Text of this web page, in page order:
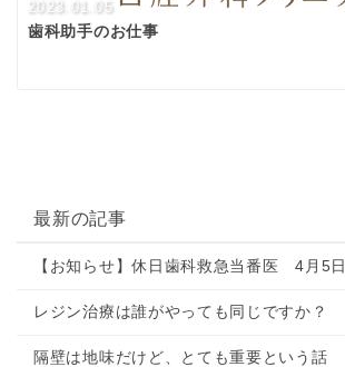
2023.01.05
歯科助手のお仕事
最新の記事
【お知らせ】休日歯科救急当番医 4月5日
レジン治療は誰がやっても同じですか？
隔壁は地味だけど、とても重要という話